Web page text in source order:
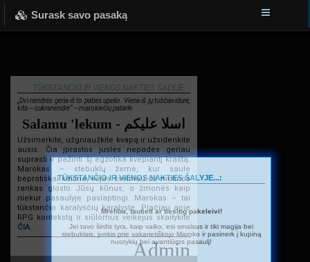
Surask savo pasaką
TŪKSTANČIO IR VIENOS NAKTIES ŠALYJE...
„Dvi nendrės geria iš to paties upelio. Viena iš jų tuščiavidurė,
kita – cukranendrė“ – marokiečių patarlė.
Salamu 'lekum - اسلا عليكم
Užsimerkite, užgniaužkite kvapą ir užsidenkite
ausis. Čia įprastos juslės nepadės geriau
suprasti ir pažinti šį egzotika kvepiantį kraštą.
Marokas – stebuklų žemė, kur saulė
beprotiškai kaitina, vėjas švelniau už motinos
rankas glosto Jūsų kūnus, o žmonės kaip
niekur pasaulyje paslaptingi. Marokas – tai
tūkstančio karalysčių karalystė. Plačiau apie
RPG kontekstą ir siūlomus veikėjus skaitykite
ČIA.
Admin
TŪKSTANČIO IR VIENOS NAKTIES ŠALYJE...:
Mrehba, tautieti ar tiesiog pakeleivi!
Jei tavo širdis tyra, kaip vaiko, esi smalsus ir tiki magija bei
stebuklais, junkis prie vakarietiškojo Maroko ir pasinerk į kupiną
nuotykių bei avantiūros pasaulį!